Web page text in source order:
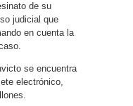
de su
judicial que
en cuenta la
se encuentra
electrónico,